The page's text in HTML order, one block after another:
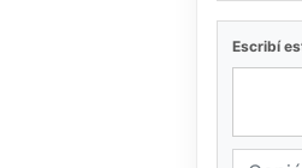
Escribí